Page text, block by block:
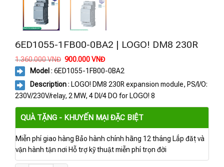
6ED1055-1FB00-0BA2 | LOGO! DM8 230R
1.360.000VNĐ Giá
là:
1.360.000 VNĐ.
900.000VNĐGiá
tại
là:
900.000 VNĐ.
Model : 6ED1055-1FB00-0BA2
Description: LOGO! DM8 230R expansion module, PS/I/O:
230V/230V/relay, 2 MW, 4 DI/4 DO for LOGO! 8
QUÀ TẶNG - KHUYẾN MẠI ĐẶC BIỆT
Miễn phí giao hàng Bảo hành chính hãng 12 tháng Lắp đặt và
vận hành tận nơi Hỗ trợ kỹ thuật miễn phí trọn đời